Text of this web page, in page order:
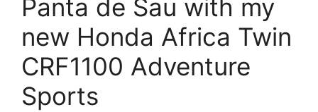
Panta de Sau with my
new Honda Africa Twin
CRF1100 Adventure
Sports